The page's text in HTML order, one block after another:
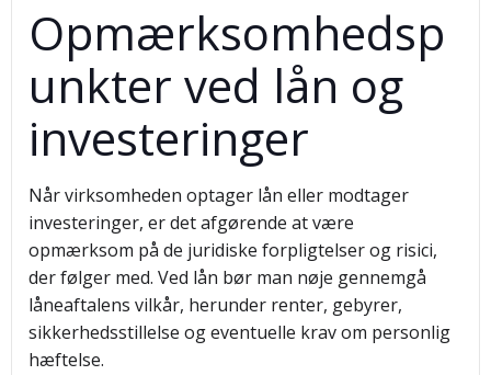
Opmærksomhedsp
unkter ved lån og
investeringer
Når virksomheden optager lån eller modtager
investeringer, er det afgørende at være
opmærksom på de juridiske forpligtelser og risici,
der følger med. Ved lån bør man nøje gennemgå
låneaftalens vilkår, herunder renter, gebyrer,
sikkerhedsstillelse og eventuelle krav om personlig
hæftelse.